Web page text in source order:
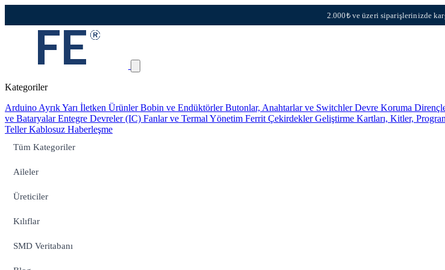
2.000₺ ve üzeri siparişlerinizde
Kategoriler
Arduino Ayrık Yarı İletken ÜrünlerBobin ve EndüktörlerButonlar, Anahtarlar ve SwitchlerDevre Koruma
ve BataryalarEntegre Devreler (IC) Fanlar ve Termal Yönetim Ferrit ÇekirdeklerGeliştirme Kartları, Kitler,
TellerKablosuz Haberleşme
Tüm Kategoriler
Aileler
Üreticiler
Kılıflar
SMD Veritabanı